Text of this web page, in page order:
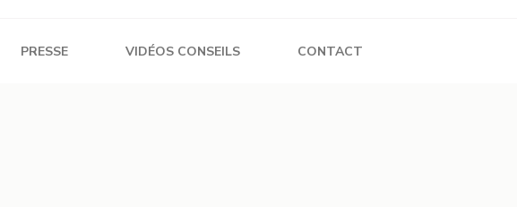
PRESSE VIDÉOS CONSEILS CONTACT